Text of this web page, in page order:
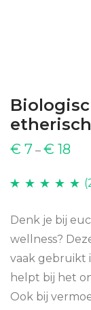
€ 7 – € 18
5.00op 5
gebaseerd op
(
Denk je bij
wellness?
vaak gebruikt
helpt bij het
Ook bij